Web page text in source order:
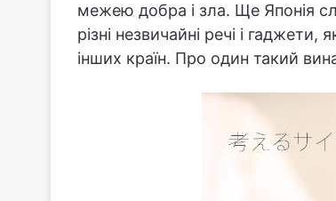
межею добра і зла. Ще Японія
різні незвичайні речі і
інших країн. Про один такий